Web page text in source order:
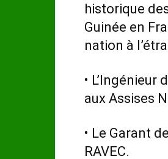
historique
Guinée en
nation à
•
aux Assises
• Le Garant
RAVEC.